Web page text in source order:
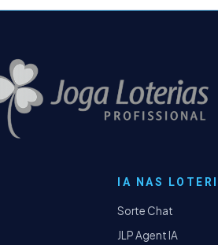
IA NAS
Sorte Chat
JLP Agent IA